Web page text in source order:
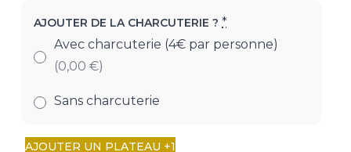
AJOUTER DE LA CHARCUTERIE ? *
Avec charcuterie (4€ par personne)
(0,00 €)
Sans charcuterie
AJOUTER UN PLATEAU +1